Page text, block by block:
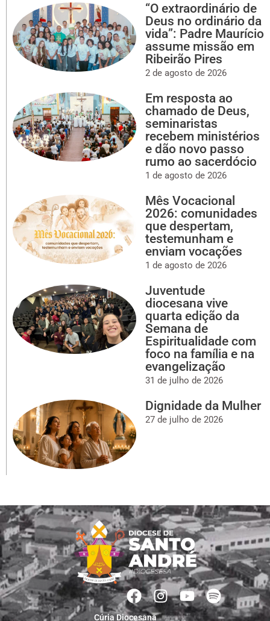
“O extraordinário de
Deus no ordinário da
vida”: Padre Maurício
assume missão em
Ribeirão Pires
2 de agosto de 2026
Em resposta ao
chamado de Deus,
seminaristas
recebem ministérios
e dão novo passo
rumo ao sacerdócio
1 de agosto de 2026
Mês Vocacional
2026: comunidades
que despertam,
testemunham e
enviam vocações
1 de agosto de 2026
Juventude
diocesana vive
quarta edição da
Semana de
Espiritualidade com
foco na família e na
evangelização
31 de julho de 2026
Dignidade da Mulher
27 de julho de 2026
Cúria Diocesana